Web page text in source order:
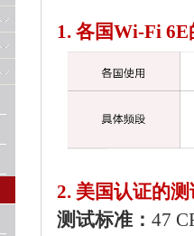
1. 各国Wi-Fi
2. 美国认证的
测试标准： 47